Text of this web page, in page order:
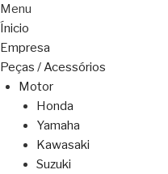
Menu
Ínicio
Empresa
Peças / Acessórios
Motor
Honda
Yamaha
Kawasaki
Suzuki